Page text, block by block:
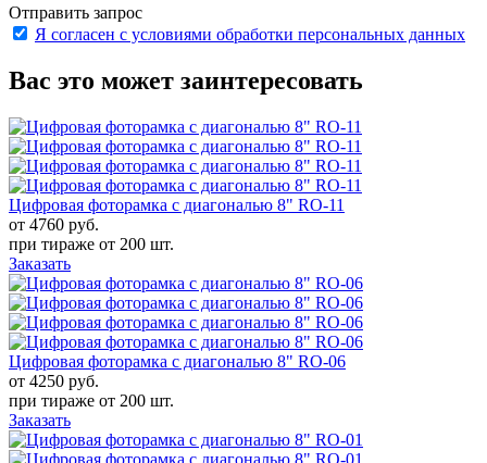
Отправить запрос
Я согласен с условиями обработки персональных данных
Вас это может заинтересовать
Цифровая фоторамка с диагональю 8" RO-11
от 4760 руб.
при тираже от 200 шт.
Заказать
Цифровая фоторамка с диагональю 8" RO-06
от 4250 руб.
при тираже от 200 шт.
Заказать